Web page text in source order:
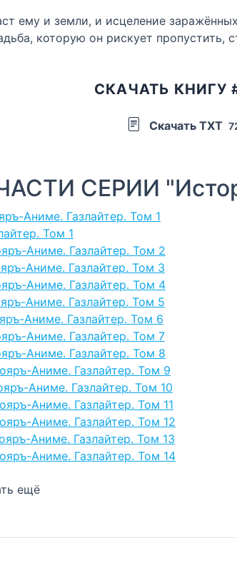
ему и земли, и исцеление
которую он рискует пропустить,
СКАЧАТЬ КНИГУ
Скачать TXT
СЕРИИ
Аниме. Газлайтер. Том 1
Том 1
Аниме. Газлайтер. Том 2
Аниме. Газлайтер. Том 3
Аниме. Газлайтер. Том 4
Аниме. Газлайтер. Том 5
Аниме. Газлайтер. Том 6
Аниме. Газлайтер. Том 7
Аниме. Газлайтер. Том 8
Аниме. Газлайтер. Том 9
Аниме. Газлайтер. Том 10
Аниме. Газлайтер. Том 11
Аниме. Газлайтер. Том 12
Аниме. Газлайтер. Том 13
Аниме. Газлайтер. Том 14
ещё